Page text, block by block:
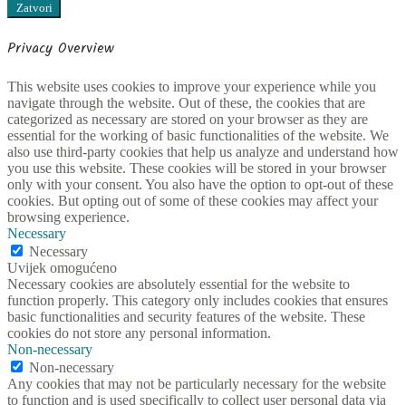
Zatvori
Privacy Overview
This website uses cookies to improve your experience while you
navigate through the website. Out of these, the cookies that are
categorized as necessary are stored on your browser as they are
essential for the working of basic functionalities of the website. We
also use third-party cookies that help us analyze and understand how
you use this website. These cookies will be stored in your browser
only with your consent. You also have the option to opt-out of these
cookies. But opting out of some of these cookies may affect your
browsing experience.
Necessary
Necessary
Uvijek omogućeno
Necessary cookies are absolutely essential for the website to
function properly. This category only includes cookies that ensures
basic functionalities and security features of the website. These
cookies do not store any personal information.
Non-necessary
Non-necessary
Any cookies that may not be particularly necessary for the website
to function and is used specifically to collect user personal data via